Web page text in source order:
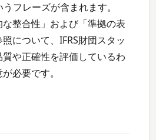
フレーズが含まれます。
な整合性」および「準拠の表
について、IFRS財団スタッ
や正確性を評価しているわ
必要です。